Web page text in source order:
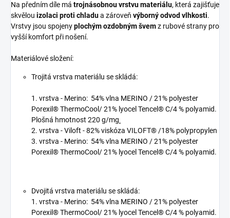
Na předním díle má trojnásobnou vrstvu materiálu, která zajišťuje
skvělou izolaci proti chladua zároveň výborný odvod vlhkosti.
Vrstvy jsou spojenyplochým ozdobným švemz rubové strany pro
vyšší komfort při nošení.
Materiálové složení:
Trojitá vrstva materiálu se skládá:
1. vrstva - Merino: 54% vlna MERINO / 21% polyester
Porexil® ThermoCool/ 21% lyocel Tencel® C/4 % polyamid.
Plošná hmotnost 220 g/mg˛
2. vrstva - Viloft - 82% viskóza VILOFT® /18% polypropylen
3. vrstva - Merino: 54% vlna MERINO / 21% polyester
Porexil® ThermoCool/ 21% lyocel Tencel® C/4 % polyamid.
Dvojitá vrstva materiálu se skládá:
1. vrstva - Merino: 54% vlna MERINO / 21% polyester
Porexil® ThermoCool/ 21% lyocel Tencel® C/4 % polyamid.